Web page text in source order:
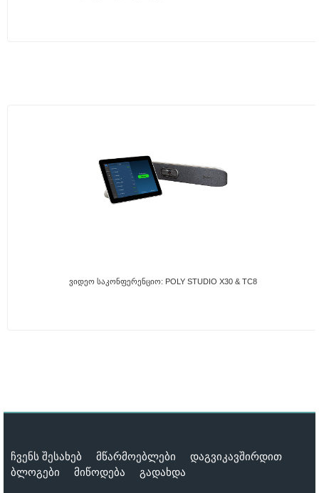
Ვიდეო Საკონფერენციო: POLY STUDIO X30 & TC8
ჩვენს შესახებ მწარმოებლები
დაგვიკავშირდით
ბლოგები
მიწოდება გადახდა